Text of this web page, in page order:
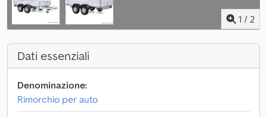
1 / 2
Dati essenziali
Denominazione:
Rimorchio per auto